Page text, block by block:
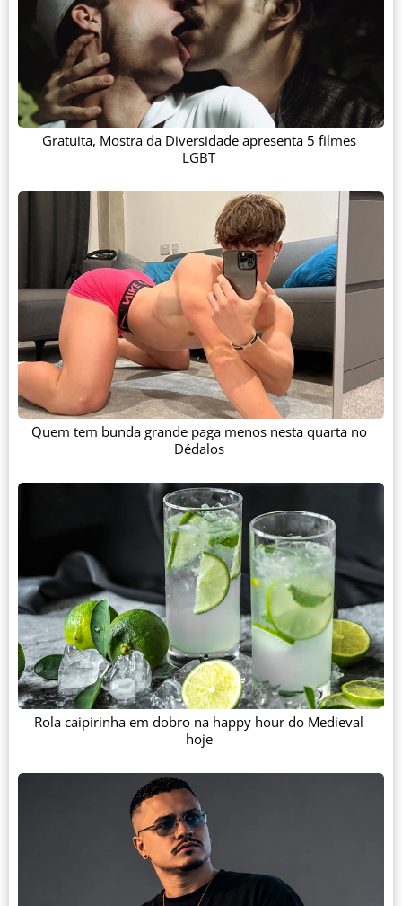
Gratuita, Mostra da Diversidade apresenta 5 filmes
LGBT
Quem tem bunda grande paga menos nesta quarta no
Dédalos
Rola caipirinha em dobro na happy hour do Medieval
hoje